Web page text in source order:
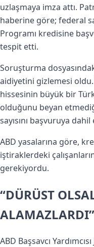
uzlaşmaya imza attı.
haberine göre; federal
Programı kredisine
tespit etti.
Soruşturma
aidiyetini gizlemesi oldu.
hissesinin büyük bir
olduğunu beyan
sayısını başvuruya
ABD yasalarına göre,
iştiraklerdeki
gerekiyordu.
“DÜRÜST
ALAMAZLARDI”
ABD Başsavcı